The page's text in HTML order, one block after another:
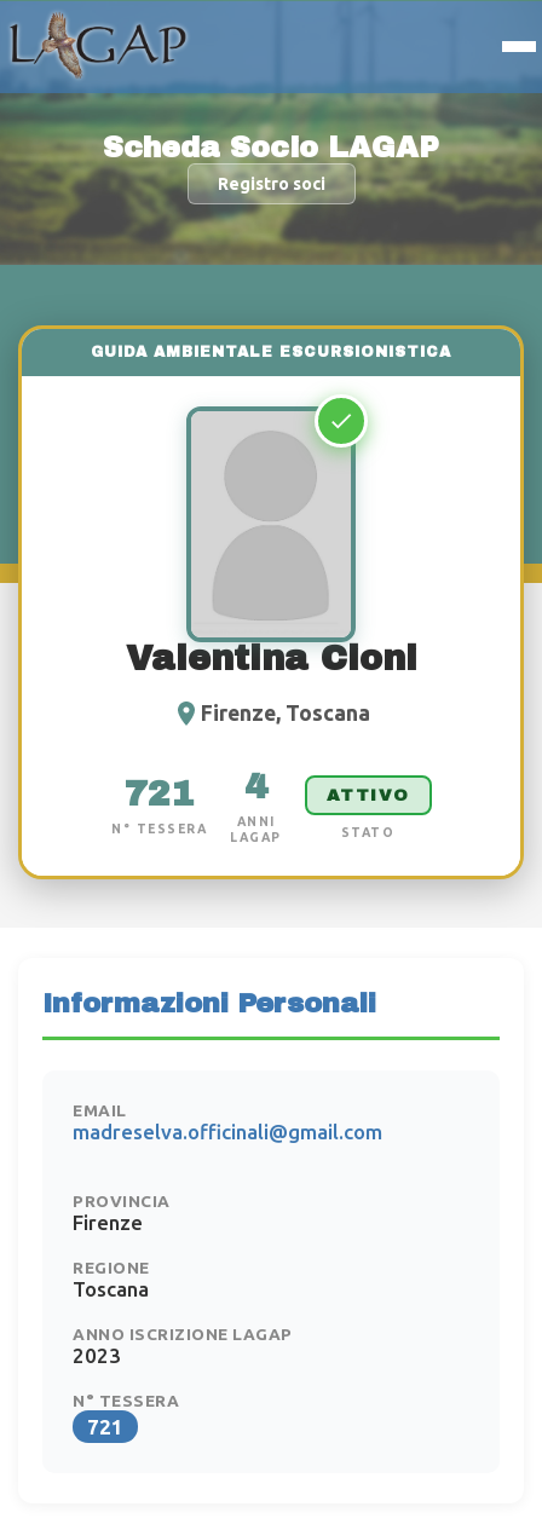
Scheda Socio LAGAP
Registro soci
Valentina Cioni
Firenze, Toscana
721
N° TESSERA
4
ANNI
LAGAP
ATTIVO
STATO
Informazioni Personali
EMAIL
madreselva.officinali@gmail.com
PROVINCIA
Firenze
REGIONE
Toscana
ANNO ISCRIZIONE LAGAP
2023
N° TESSERA
721